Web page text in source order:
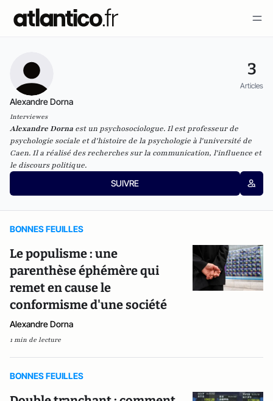
3
Articles
Alexandre Dorna
Interviewes
Alexandre Dorna est un psychosociologue. Il est professeur de
psychologie sociale et d'histoire de la psychologie à l'université de
Caen. Il a réalisé des recherches sur la communication, l'influence et
le discours politique.
SUIVRE
BONNES FEUILLES
Le populisme : une
parenthèse éphémère qui
remet en cause le
conformisme d'une société
Alexandre Dorna
1 min de lecture
BONNES FEUILLES